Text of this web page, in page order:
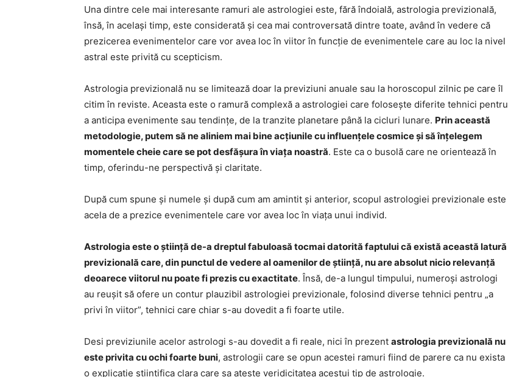
Una dintre cele mai interesante ramuri ale astrologiei este, fără îndoială, astrologia previzională,
însă, în același timp, este considerată și cea mai controversată dintre toate, având în vedere că
prezicerea evenimentelor care vor avea loc în viitor în funcție de evenimentele care au loc la nivel
astral este privită cu scepticism.
Astrologia previzională nu se limitează doar la previziuni anuale sau la horoscopul zilnic pe care îl
citim în reviste. Aceasta este o ramură complexă a astrologiei care folosește diferite tehnici pentru
a anticipa evenimente sau tendințe, de la tranzite planetare până la cicluri lunare. Prin această
metodologie, putem să ne aliniem mai bine acțiunile cu influențele cosmice și să înțelegem
momentele cheie care se pot desfășura în viața noastră. Este ca o busolă care ne orientează în
timp, oferindu-ne perspectivă și claritate.
După cum spune și numele și după cum am amintit și anterior, scopul astrologiei previzionale este
acela de a prezice evenimentele care vor avea loc în viața unui individ.
Astrologia este o știință de-a dreptul fabuloasă tocmai datorită faptului că există această latură
previzională care, din punctul de vedere al oamenilor de știință, nu are absolut nicio relevanță
deoarece viitorul nu poate fi prezis cu exactitate. Însă, de-a lungul timpului, numeroși astrologi
au reușit să ofere un contur plauzibil astrologiei previzionale, folosind diverse tehnici pentru „a
privi în viitor”, tehnici care chiar s-au dovedit a fi foarte utile.
Desi previziunile acelor astrologi s-au dovedit a fi reale, nici în prezent astrologia previzională nu
este privita cu ochi foarte buni, astrologii care se opun acestei ramuri fiind de parere ca nu exista
o explicatie stiintifica clara care sa ateste veridicitatea acestui tip de astrologie.